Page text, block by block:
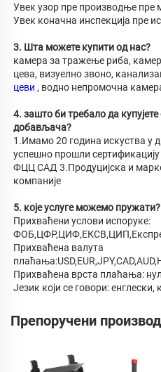
Увек узор пре производње пре
Увек коначна инспекција пре
3. Шта можете купити од нас?
камера за тражење риба,
цева, визуелно звоно,
цеви , водно непромочна
4. зашто би требало да
добављача?
1.Имамо 20 година искуства у
успешно прошли
ФЦЦ САД 3.Продуцијска и
компаније
5. које услуге можемо пружати?
Прихваћени услови испоруке:
Прихваћена валута
Прихваћена врста плаћања:
Језик који се говори: енглески,
Препоручени